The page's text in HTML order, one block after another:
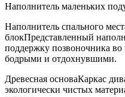
Наполнитель маленьких
Наполнитель спального
блокПредставленный
поддержку позвоночника
бодрыми и отдохнувшими.
Древесная основаКаркас
экологически чистых